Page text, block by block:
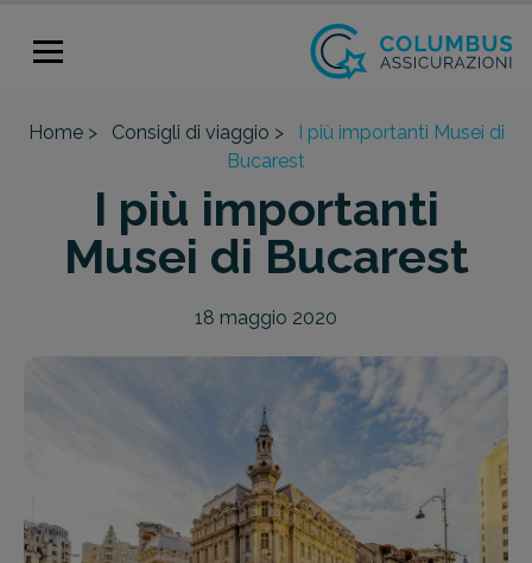
Home > Consigli di viaggio >
I più importanti Musei di
Bucarest
I più importanti
Musei di Bucarest
18 maggio 2020